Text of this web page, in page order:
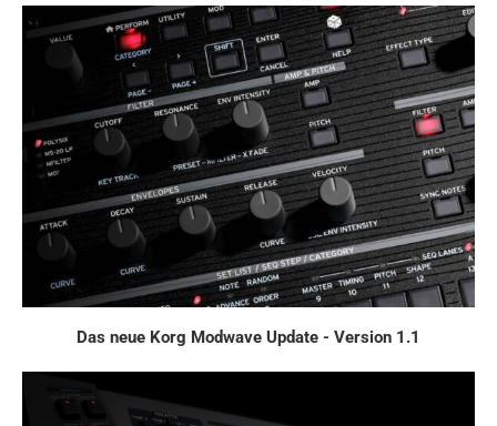
Das neue Korg Modwave Update - Version 1.1